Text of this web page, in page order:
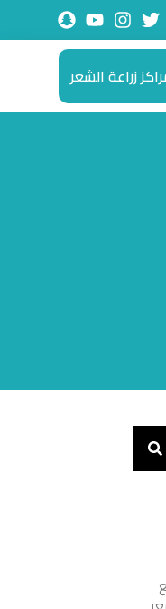
زراعة الشعر